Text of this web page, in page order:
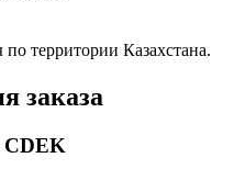
по территории Казахстана.
заказа
CDEK